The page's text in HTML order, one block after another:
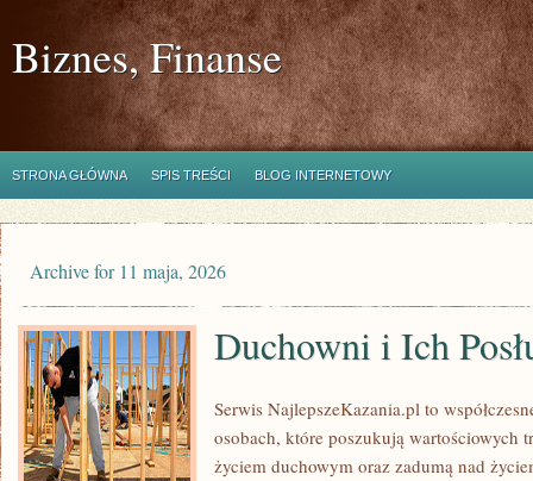
Biznes, Finanse
STRONA GŁÓWNA SPIS TREŚCI BLOG INTERNETOWY
Archive for 11 maja, 2026
Duchowni i Ich
Serwis NajlepszeKazania.pl to
osobach, które poszukują wartościowych
życiem duchowym oraz zadumą nad